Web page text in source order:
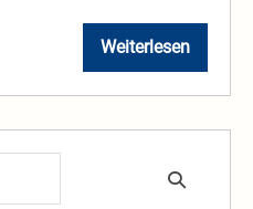
Weiterlesen
Einladung
zur
JHV
Bürgervereins